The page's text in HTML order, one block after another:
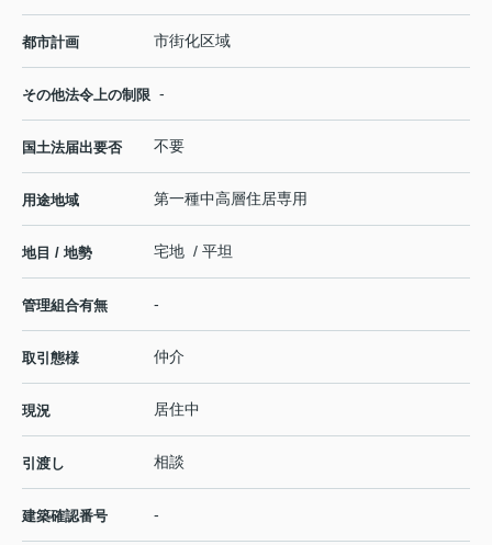
都市計画 市街化区域
その他法令上の制限 -
国土法届出要否 不要
用途地域 第一種中高層住居専用
地目 / 地勢 宅地 / 平坦
管理組合有無 -
取引態様 仲介
現況 居住中
引渡し 相談
建築確認番号 -